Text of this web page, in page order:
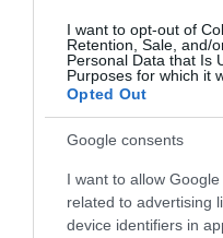
I want to opt-out of
Retention, Sale, and/
Personal Data that Is
Purposes for which it
Opted Out
Google consents
I want to allow
related to advertising
device identifiers in
1